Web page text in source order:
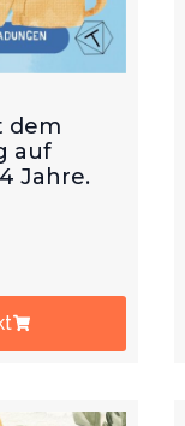
dem
auf
Jahre.